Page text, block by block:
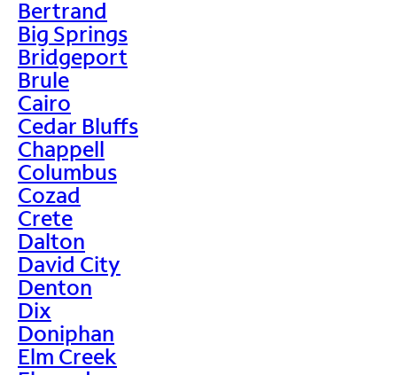
Bertrand
Big Springs
Bridgeport
Brule
Cairo
Cedar Bluffs
Chappell
Columbus
Cozad
Crete
Dalton
David City
Denton
Dix
Doniphan
Elm Creek